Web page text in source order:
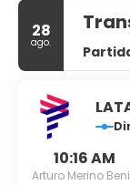
28
ago.
10:16 AM
Arturo Merino